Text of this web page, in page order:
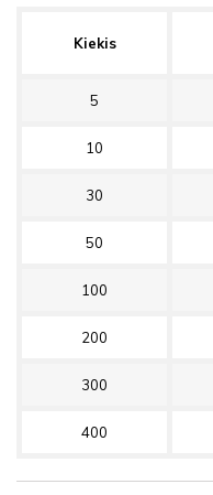
Kiekis
5
10
30
50
100
200
300
400